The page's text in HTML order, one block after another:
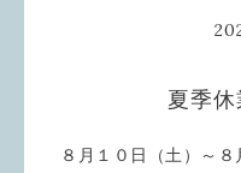
夏季
８月１０日（土）～